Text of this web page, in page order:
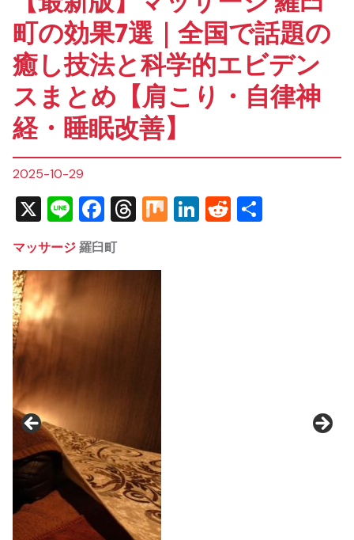
町の効果7選｜全国で話題の
癒し技法と科学的エビデン
スまとめ【肩こり・自律神
経・睡眠改善】
2025-10-29
X LineFacebook
Threads
MixLinkedIn
Reddit
マッサージ羅臼町